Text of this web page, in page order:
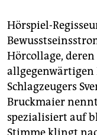
Hörspiel-
Hörcollage,
allgegenwärtigen
Schlagzeugers
Bruckmaier
spezialisiert auf